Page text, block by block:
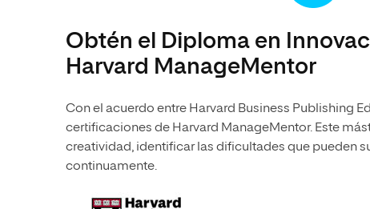
Obtén el Diploma en
Harvard ManageMentor
Con el acuerdo entre Harvard Business Publishing
certificaciones de Harvard ManageMentor. Este
creatividad, identificar las dificultades que pueden
continuamente.